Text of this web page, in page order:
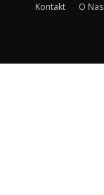
Kontakt O Nas